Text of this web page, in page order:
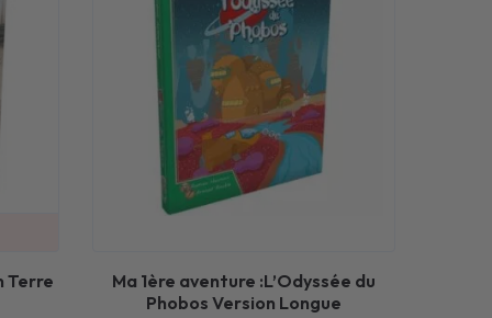
Terre
Ma 1ère aventure :L’Odyssée du
Phobos Version Longue